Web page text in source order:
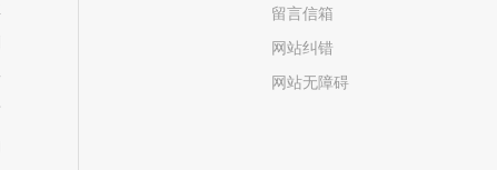
留言信箱
网站纠错
网站无障碍